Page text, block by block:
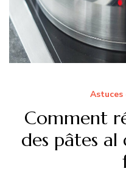
Comment
des pâtes